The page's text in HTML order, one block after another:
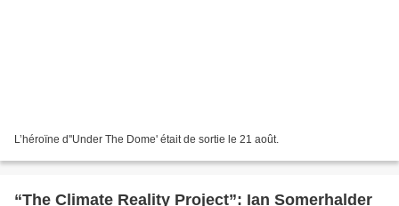
L’héroïne d''Under The Dome' était de sortie le 21 août.
“The Climate Reality Project”: Ian Somerhalder